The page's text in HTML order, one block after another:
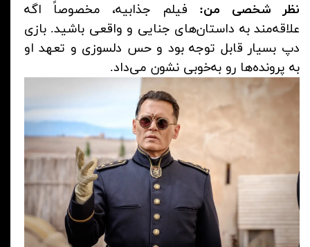
نظر شخصی من: فیلم جذابیه، مخصوصاً اگه
علاقه‌مند به داستان‌های جنایی و واقعی باشید. بازی
دپ بسیار قابل توجه بود و حس دلسوزی و تعهد او
به پرونده‌ها رو به‌خوبی نشون می‌داد.